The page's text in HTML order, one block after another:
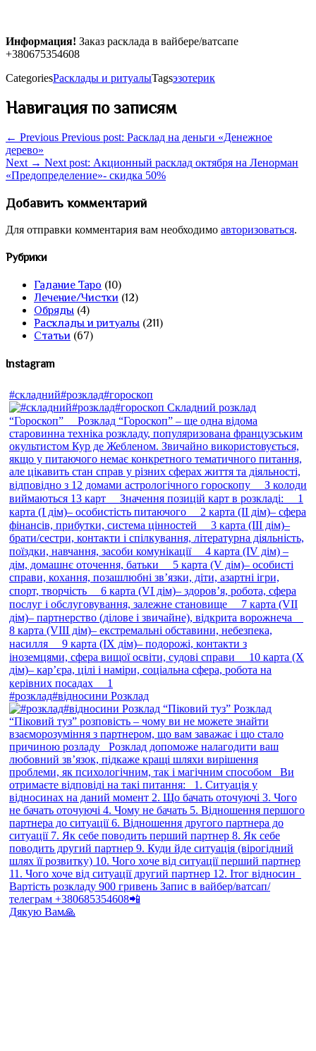
Информация! Заказ расклада в вайбере/ватсапе
+380675354608
CategoriesРасклады и ритуалыTagsэзотерик
Навигация по записям
← Previous Previous post: Расклад на деньги «Денежное
дерево»
Next → Next post: Акционный расклад октября на Ленорман
«Предопределение»- скидка 50%
Добавить комментарий
Для отправки комментария вам необходимо авторизоваться.
Рубрики
Гадание Таро (10)
Лечение/Чистки (12)
Обряды (4)
Расклады и ритуалы (211)
Статьи (67)
Instagram
#складний#розклад#гороскоп
#розклад#відносини Розклад
Дякую Вам🙏